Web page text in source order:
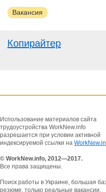
Вакансия
Копирайтер
Использование материалов сайта
трудоустройства WorkNew.info
разрешается при условии активной
индексируемой ссылки на
© WorkNew.info, 2012—2017.
Все права защищены.
Поиск работы в Украине, большая
резюме, только реальные вакансии.